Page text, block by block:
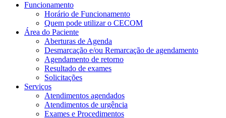
Funcionamento
Horário de Funcionamento
Quem pode utilizar o CECOM
Área do Paciente
Aberturas de Agenda
Desmarcação e/ou Remarcação de agendamento
Agendamento de retorno
Resultado de exames
Solicitações
Serviços
Atendimentos agendados
Atendimentos de urgência
Exames e Procedimentos